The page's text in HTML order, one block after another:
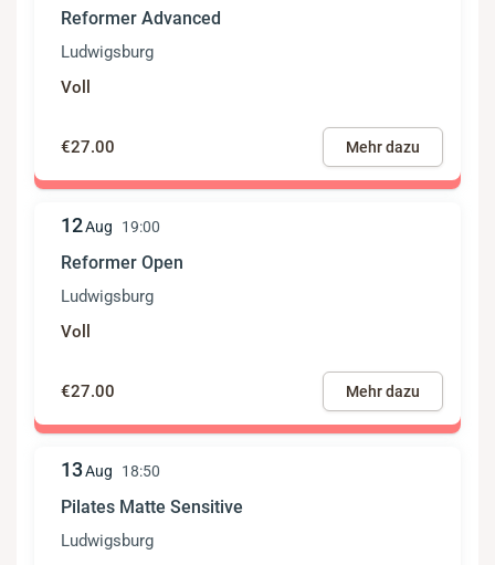
Reformer Advanced
Ludwigsburg
Voll
€27.00 Mehr dazu
12Aug 19:00
Reformer Open
Ludwigsburg
Voll
€27.00 Mehr dazu
13Aug 18:50
Pilates Matte Sensitive
Ludwigsburg